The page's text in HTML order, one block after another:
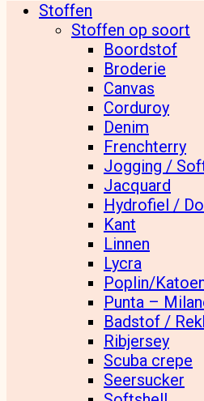
Stoffen
Stoffen op soort
Boordstof
Broderie
Canvas
Corduroy
Denim
Frenchterry
Jogging /
Jacquard
Hydrofiel /
Kant
Linnen
Lycra
Poplin/
Punta –
Badstof /
Ribjersey
Scuba crepe
Seersucker